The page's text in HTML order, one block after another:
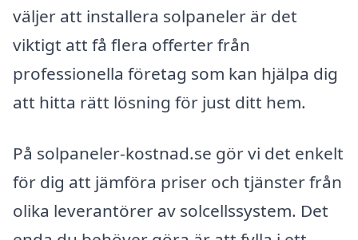
väljer att installera solpaneler är det
viktigt att få flera offerter från
professionella företag som kan hjälpa dig
att hitta rätt lösning för just ditt hem.
På solpaneler-kostnad.se gör vi det enkelt
för dig att jämföra priser och tjänster från
olika leverantörer av solcellssystem. Det